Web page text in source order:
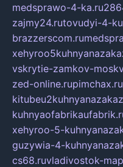
medsprawo-4-ka.ru
zajmy24.rutovudyi-4-
brazzerscom.ru
vskrytie-zamkov-
zed-online.rupimchax.ru
xehyroo-5-
guzywia-4-
cs68.ruvladivostok-